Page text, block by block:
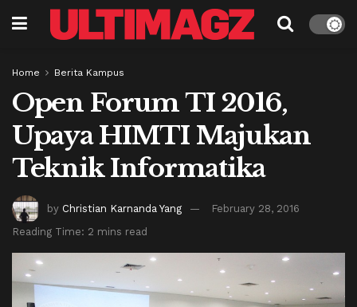
Home Berita Kampus
Open Forum TI 2016,
Upaya HIMTI Majukan
Teknik Informatika
by Christian Karnanda Yang
February 28, 2016
Reading Time: 2 mins read